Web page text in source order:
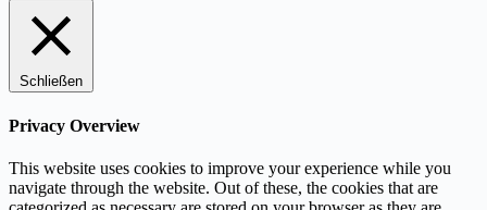
Schließen
Privacy Overview
This website uses cookies to improve your experience while you
navigate through the website. Out of these, the cookies that are